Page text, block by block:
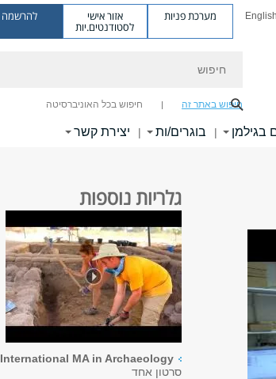
English מערכת פניות אזור אישי
לסטודנטים.יות
להרשמה
חיפוש באתר זה חיפוש בכל האוניברסיטה
בגילמן | בוגרים/ות | יצירת קשר
גלריות נוספות
International MA in Archaeology
סרטון אחד